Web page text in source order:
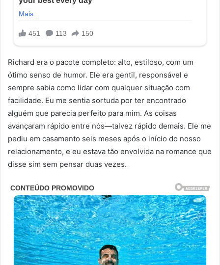
Richard era o pacote completo: alto, estiloso, com um
ótimo senso de humor. Ele era gentil, responsável e
sempre sabia como lidar com qualquer situação com
facilidade. Eu me sentia sortuda por ter encontrado
alguém que parecia perfeito para mim. As coisas
avançaram rápido entre nós—talvez rápido demais. Ele me
pediu em casamento seis meses após o início do nosso
relacionamento, e eu estava tão envolvida na romance que
disse sim sem pensar duas vezes.